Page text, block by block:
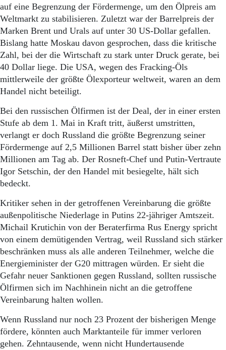
auf eine Begrenzung der Fördermenge, um den Ölpreis am
Weltmarkt zu stabilisieren. Zuletzt war der Barrelpreis der
Marken Brent und Urals auf unter 30 US-Dollar gefallen.
Bislang hatte Moskau davon gesprochen, dass die kritische
Zahl, bei der die Wirtschaft zu stark unter Druck gerate, bei
40 Dollar liege. Die USA, wegen des Fracking-Öls
mittlerweile der größte Ölexporteur weltweit, waren an dem
Handel nicht beteiligt.
Bei den russischen Ölfirmen ist der Deal, der in einer ersten
Stufe ab dem 1. Mai in Kraft tritt, äußerst umstritten,
verlangt er doch Russland die größte Begrenzung seiner
Fördermenge auf 2,5 Millionen Barrel statt bisher über zehn
Millionen am Tag ab. Der Rosneft-Chef und Putin-Vertraute
Igor Setschin, der den Handel mit besiegelte, hält sich
bedeckt.
Kritiker sehen in der getroffenen Vereinbarung die größte
außenpolitische Niederlage in Putins 22-jähriger Amtszeit.
Michail Krutichin von der Beraterfirma Rus Energy spricht
von einem demütigenden Vertrag, weil Russland sich stärker
beschränken muss als alle anderen Teilnehmer, welche die
Energieminister der G20 mittragen würden. Er sieht die
Gefahr neuer Sanktionen gegen Russland, sollten russische
Ölfirmen sich im Nachhinein nicht an die getroffene
Vereinbarung halten wollen.
Wenn Russland nur noch 23 Prozent der bisherigen Menge
fördere, könnten auch Marktanteile für immer verloren
gehen. Zehntausende, wenn nicht Hundertausende